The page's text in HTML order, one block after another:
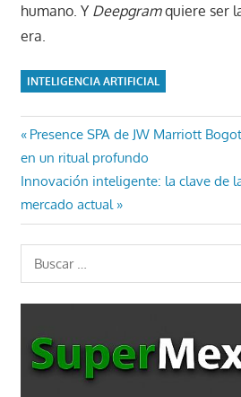
humano. Y Deepgramquiere ser
era.
INTELIGENCIA ARTIFICIAL
Navegación
de
entradas
Entrada
anterior:
Presence SPA de JW Marriott
en un ritual profundo
Entrada
siguiente:
Innovación inteligente: la clave de
mercado actual
Buscar: